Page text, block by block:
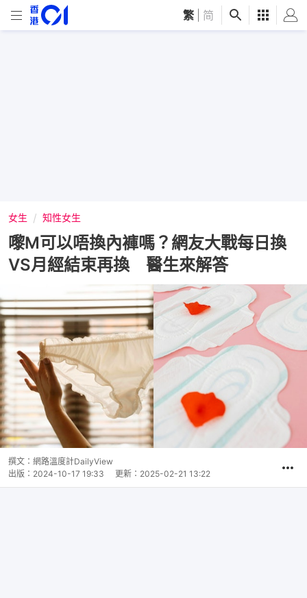
繁 简
女生 知性女生
嚟M可以唔換內褲嗎？網友大戰每日換
VS月經結束再換 醫生來解答
撰文： 網路溫度計DailyView
出版： 2024-10-17 19:33 更新： 2025-02-21 13:22